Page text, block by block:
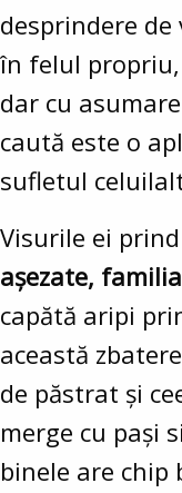
desprindere de
în felul
dar cu
caută este o
sufletul
Visurile ei
așezate,
capătă aripi
această
de păstrat și
merge cu pași
binele are chip